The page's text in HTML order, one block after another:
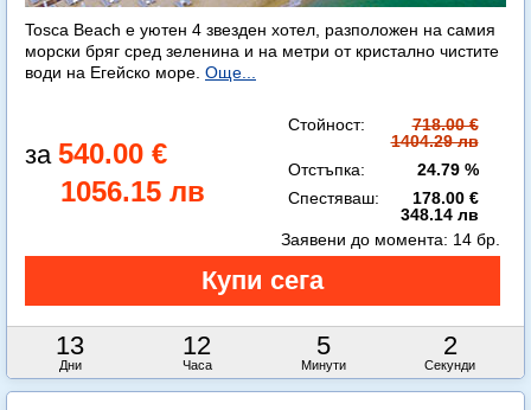
Tosca Beach е уютен 4 звезден хотел, разположен на самия
морски бряг сред зеленина и на метри от кристално чистите
води на Егейско море. Още...
540.00 €
1056.15 лв
Стойност:
718.00 €
1404.29 лв
Отстъпка:
24.79 %
Спестяваш:
178.00 €
348.14 лв
13
Дни
12
Часа
5
Минути
1
Секунда
Заявени до момента: 14 бр.